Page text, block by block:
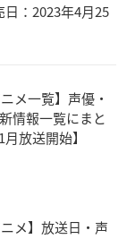
：2023年4月25
メ一覧】声優・
情報一覧にまと
放送開始】
ニメ】放送日・声